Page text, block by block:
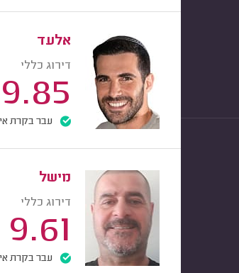
אלעד
דירוג כללי
9.85
עבר בקרת
מישל
דירוג כללי
9.61
עבר בקרת